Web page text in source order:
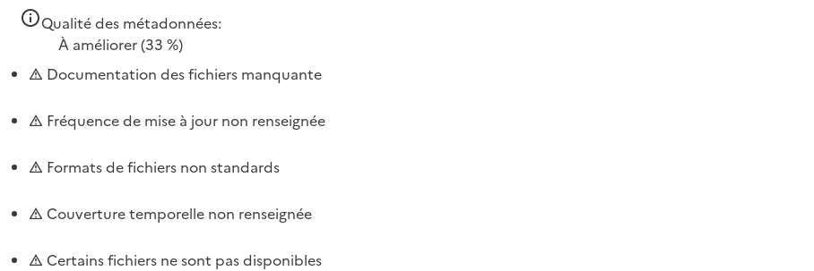
Qualité des métadonnées:
À améliorer(33 %)
Documentation des fichiers manquante
Fréquence de mise à jour non renseignée
Formats de fichiers non standards
Couverture temporelle non renseignée
Certains fichiers ne sont pas disponibles